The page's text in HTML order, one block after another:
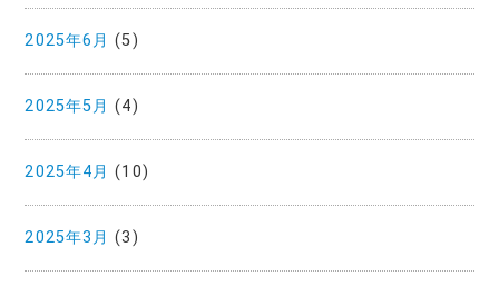
2025年6月 (5)
2025年5月 (4)
2025年4月 (10)
2025年3月 (3)